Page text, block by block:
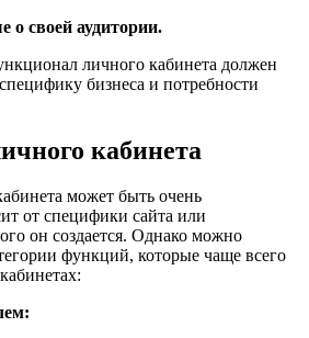
о своей аудитории.
личного кабинета должен
бизнеса и потребности
кабинета
может быть очень
от специфики сайта или
он создается. Однако можно
функций, которые чаще всего